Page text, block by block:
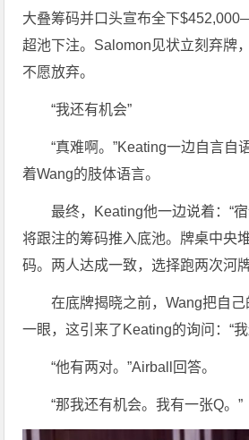
大叠筹码并口头宣布全下
超池下注。Salomon见状立刻弃牌
不愿放弃。
“我还有机会”
“真难啊。”Keating一边自言自
着Wang的肢体语言。
最终，Keating他一边说着：“
将跟注的筹码推入底池。牌桌中央
码。两人达成一致，选择跑两次河牌
在底牌揭晓之前，Wang把自
一眼，这引来了Keating的询问：“
“他有两对。”Airball回答。
“那我还有机会。我有一张Q。”